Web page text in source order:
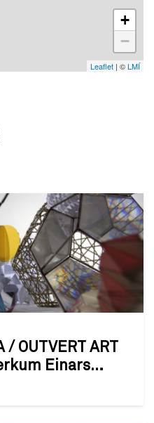
+
−
Leaflet | ©LMÍ
/ OUTVERT ART
Einars